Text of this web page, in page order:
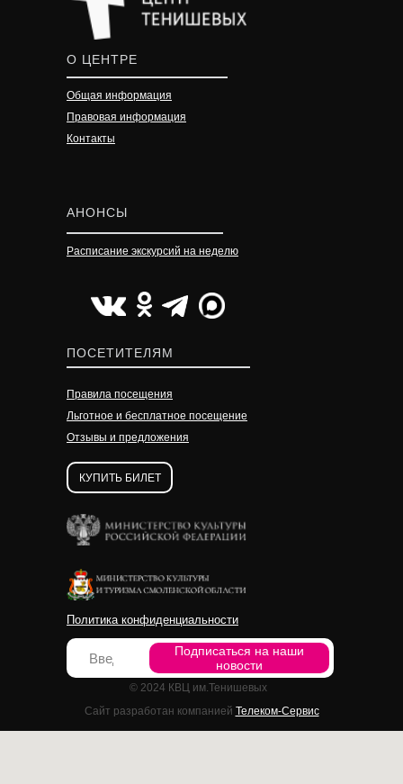
УЗНАТЬ ПОДРОБНЕЕ
О ЦЕНТРЕ
Общая информация
Правовая информация
Контакты
АНОНСЫ
Расписание экскурсий на неделю
ПОСЕТИТЕЛЯМ
Правила посещения
Льготное и бесплатное посещение
Отзывы и предложения
© 2024 КВЦ им.Тенишевых
КУПИТЬ БИЛЕТ
Политика конфиденциальности
Подписаться на наши
новости
Сайт разработан компанией Телеком-Сервис